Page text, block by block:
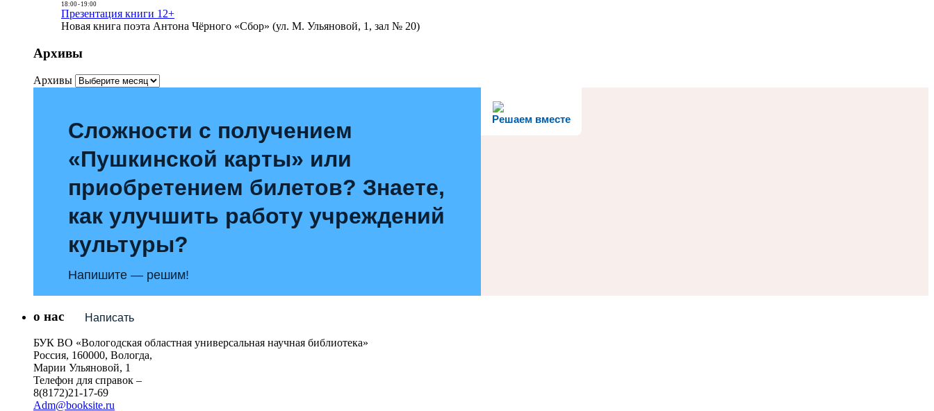
18:00- 19:00
Презентация книги 12+
Новая книга поэта Антона Чёрного «Сбор» (ул. М. Ульяновой, 1, зал № 20)
Архивы
Архивы
Решаем вместе
Сложности с получением
«Пушкинской карты» или
приобретением билетов? Знаете,
как улучшить работу учреждений
культуры?
Напишите — решим!
Написать
о нас
БУК ВО «Вологодская областная универсальная научная библиотека»
Россия, 160000, Вологда,
Марии Ульяновой, 1
Телефон для справок –
8(8172)21-17-69
Adm@booksite.ru